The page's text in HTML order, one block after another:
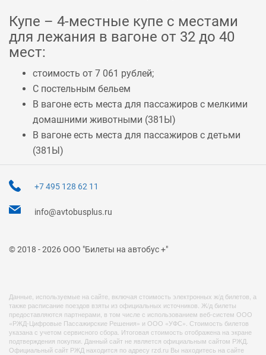
Купе – 4-местные купе с местами
для лежания в вагоне от 32 до 40
мест:
стоимость от 7 061 рублей;
С постельным бельем
В вагоне есть места для пассажиров с мелкими
домашними животными (381Ы)
В вагоне есть места для пассажиров с детьми
(381Ы)
+7 495 128 62 11
info@avtobusplus.ru
© 2018 - 2026 ООО "Билеты на автобус +"
Данные, используемые на сайте, включая стоимость электронных ж/д билетов, а
также расписание поездов взяты из официальных источников. Ж/д билеты
предоставляются партнерами, в том числе с использованием веб-систем ООО
«РЖД-Цифровые Пассажирские Решения» и ООО «УФС». Стоимость билетов
указана с учетом сервисного сбора. Итоговая стоимость отображена на экране
подтверждения покупки. Данный сайт не является официальным сайтом РЖД.
Официальный сайт РЖД находится по адресу rzd.ru Вы находитесь на сайте